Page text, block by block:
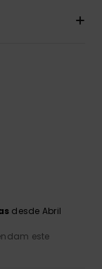
desde Abril
este